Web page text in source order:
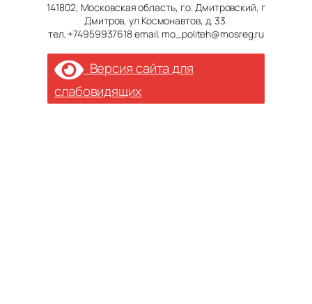
141802, Московская область, г.о. Дмитровский, г
Дмитров, ул Космонавтов, д. 33.
тел. +74959937618 email. mo_politeh@mosreg.ru
Версия сайта для
слабовидящих